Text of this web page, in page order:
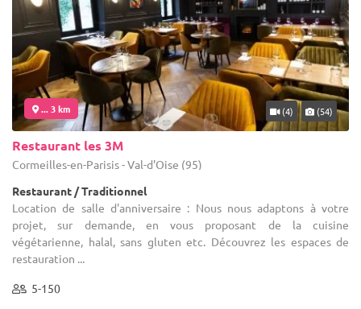
... 3 km (4) (54)
Restaurant les 3M
Cormeilles-en-Parisis - Val-d'Oise (95)
Restaurant / Traditionnel
Location de salle d'anniversaire : Nous nous adaptons à votre
projet, sur demande, en vous proposant de la cuisine
végétarienne, halal, sans gluten etc. Découvrez les espaces de
restauration ...
5-150